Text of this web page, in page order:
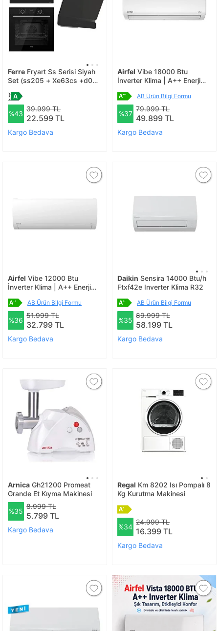
Ferre Fryart Ss Serisi Siyah
Set (ss205 + Xe63cs +d080
%43
39.999 TL
22.599 TL
Kargo Bedava
Airfel Vibe 18000 Btu
İnverter Klima | A++ Enerji
AB Ürün Bilgi Formu
%37
79.999 TL
49.899 TL
Kargo Bedava
Airfel Vibe 12000 Btu
İnverter Klima | A++ Enerji
AB Ürün Bilgi Formu
%36
51.999 TL
32.799 TL
Kargo Bedava
Daikin Sensira 14000 Btu/h
Ftxf42e Inverter Klima R32
AB Ürün Bilgi Formu
%35
89.999 TL
58.199 TL
Kargo Bedava
Arnica Gh21200 Promeat
Grande Et Kıyma Makinesi
%35
8.999 TL
5.799 TL
Kargo Bedava
Regal Km 8202 Isı Pompalı 8
Kg Kurutma Makinesi
%34
24.999 TL
16.399 TL
Kargo Bedava